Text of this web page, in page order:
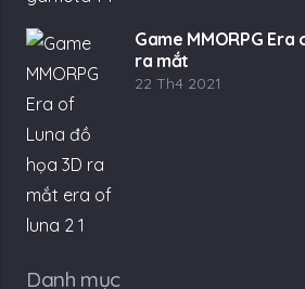
Game MMORPG
ra mắt
22 Th4 2021
Danh mục